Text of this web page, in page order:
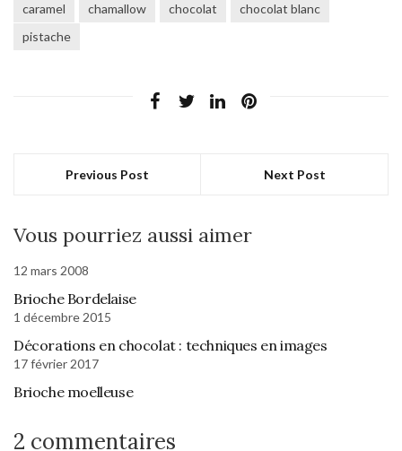
caramel chamallow chocolat
chocolat blanc
pistache
Previous Post Next Post
Vous pourriez aussi aimer
12 mars 2008
Brioche Bordelaise
1 décembre 2015
Décorations en chocolat : techniques en images
17 février 2017
Brioche moelleuse
2 commentaires